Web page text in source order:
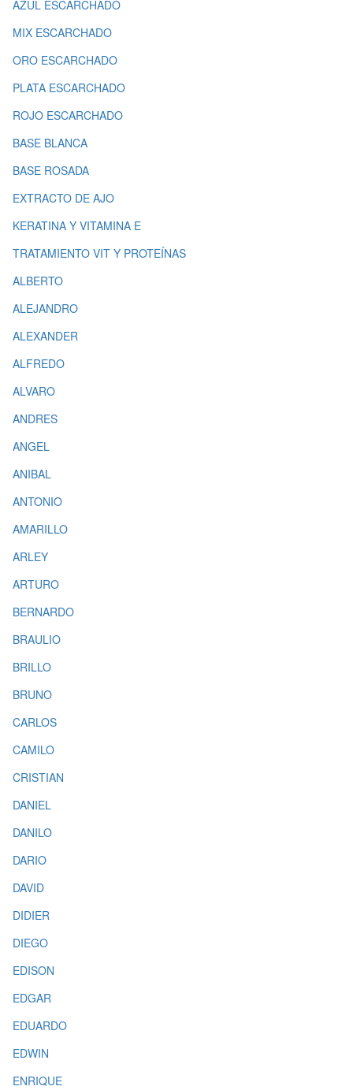
AZUL ESCARCHADO
MIX ESCARCHADO
ORO ESCARCHADO
PLATA ESCARCHADO
ROJO ESCARCHADO
BASE BLANCA
BASE ROSADA
EXTRACTO DE AJO
KERATINA Y VITAMINA E
TRATAMIENTO VIT Y PROTEÍNAS
ALBERTO
ALEJANDRO
ALEXANDER
ALFREDO
ALVARO
ANDRES
ANGEL
ANIBAL
ANTONIO
AMARILLO
ARLEY
ARTURO
BERNARDO
BRAULIO
BRILLO
BRUNO
CARLOS
CAMILO
CRISTIAN
DANIEL
DANILO
DARIO
DAVID
DIDIER
DIEGO
EDISON
EDGAR
EDUARDO
EDWIN
ENRIQUE